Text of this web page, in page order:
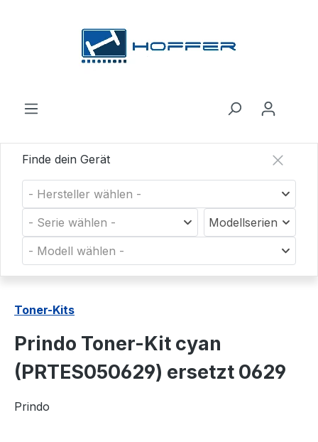
Finde dein Gerät
- Hersteller wählen -
- Serie wählen -
Modellserien
- Modell wählen -
Toner-Kits
Prindo Toner-Kit cyan
(PRTES050629) ersetzt 0629
Prindo